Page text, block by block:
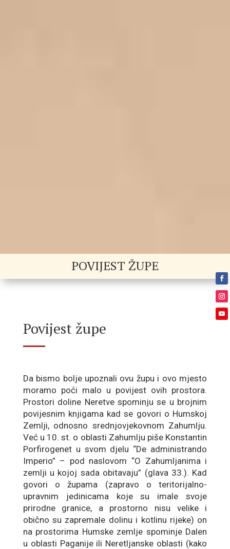
POVIJEST ŽUPE
Povijest župe
Da bismo bolje upoznali ovu župu i ovo mjesto
moramo poći malo u povijest ovih prostora.
Prostori doline Neretve spominju se u brojnim
povijesnim knjigama kad se govori o Humskoj
Zemlji, odnosno srednjovjekovnom Zahumlju.
Već u 10. st. o oblasti Zahumlju piše Konstantin
Porfirogenet u svom djelu “De administrando
Imperio” – pod naslovom “O Zahumljanima i
zemlji u kojoj sada obitavaju” (glava 33.). Kad
govori o župama (zapravo o teritorijalno-
upravnim jedinicama koje su imale svoje
prirodne granice, a prostorno nisu velike i
obično su zapremale dolinu i kotlinu rijeke) on
na prostorima Humske zemlje spominje Dalen
u oblasti Paganije ili Neretljanske oblasti (kako